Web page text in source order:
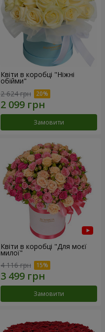
Квіти в коробці "Ніжні
обійми"
2 624 грн
Замовити
Квіти в коробці "Для моєї
милої"
4 116 грн
Замовити